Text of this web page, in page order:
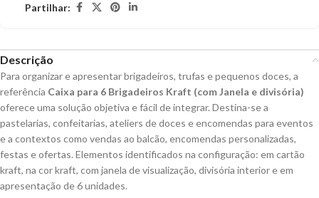
Partilhar:
Descrição
Para organizar e apresentar brigadeiros, trufas e pequenos doces, a
referência Caixa para 6 Brigadeiros Kraft (com Janela e divisória)
oferece uma solução objetiva e fácil de integrar. Destina-se a
pastelarias, confeitarias, ateliers de doces e encomendas para eventos
e a contextos como vendas ao balcão, encomendas personalizadas,
festas e ofertas. Elementos identificados na configuração: em cartão
kraft, na cor kraft, com janela de visualização, divisória interior e em
apresentação de 6 unidades.